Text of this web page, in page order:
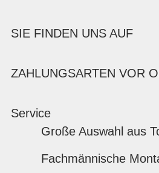
SIE FINDEN UNS AUF
ZAHLUNGSARTEN VOR
Service
Große Auswahl aus
Fachmännische